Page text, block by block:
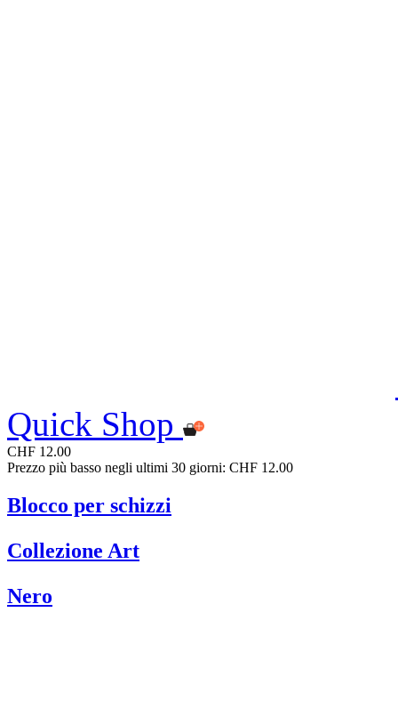
Quick Shop
CHF 12.00
Prezzo più basso negli ultimi 30 giorni: CHF 12.00
Blocco per schizzi
Collezione Art
Nero